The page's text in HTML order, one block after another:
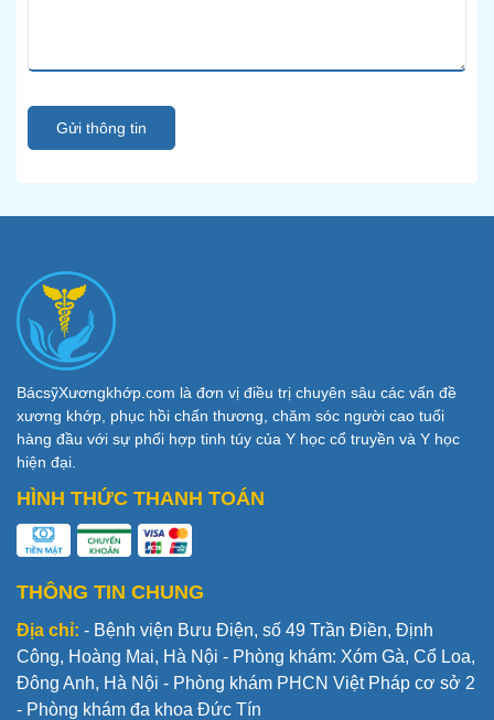
Gửi thông tin
BácsỹXươngkhớp.com là đơn vị điều trị chuyên sâu các vấn đề
xương khớp, phục hồi chấn thương, chăm sóc người cao tuổi
hàng đầu với sự phối hợp tinh túy của Y học cổ truyền và Y học
hiện đại.
HÌNH THỨC THANH TOÁN
THÔNG TIN CHUNG
Địa chỉ: - Bệnh viện Bưu Điện, số 49 Trần Điền, Định
Công, Hoàng Mai, Hà Nội - Phòng khám: Xóm Gà, Cổ Loa,
Đông Anh, Hà Nội - Phòng khám PHCN Việt Pháp cơ sở 2
- Phòng khám đa khoa Đức Tín